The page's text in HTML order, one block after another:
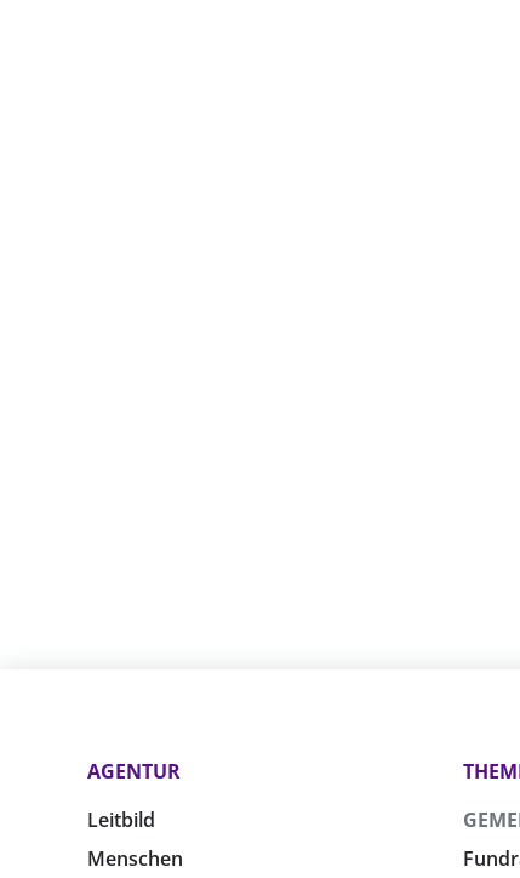
AGENTUR
Leitbild
Menschen